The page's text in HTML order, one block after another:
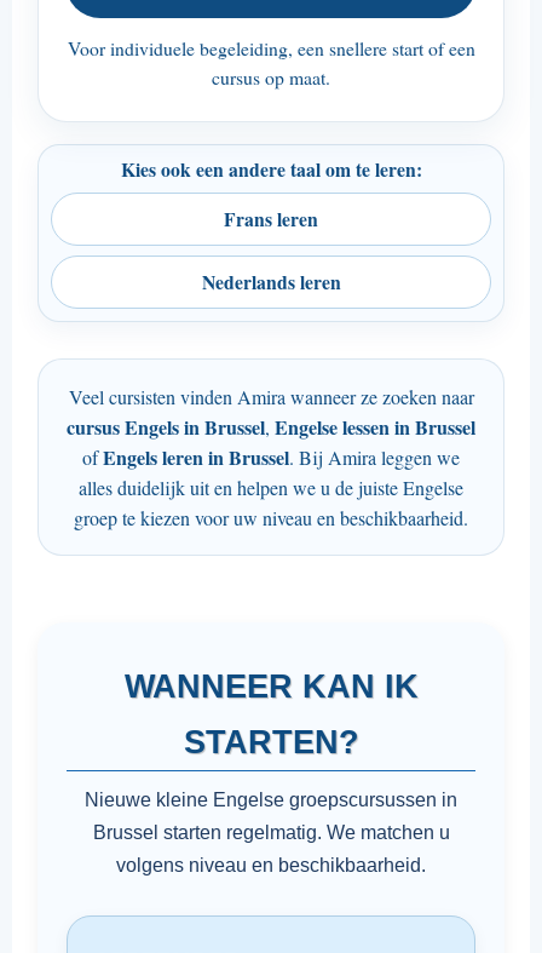
Voor individuele begeleiding, een snellere start of een
cursus op maat.
Kies ook een andere taal om te leren:
Frans leren
Nederlands leren
Veel cursisten vinden Amira wanneer ze zoeken naar
cursus Engels in Brussel, Engelse lessen in Brussel
ofEngels leren in Brussel. Bij Amira leggen we
alles duidelijk uit en helpen we u de juiste Engelse
groep te kiezen voor uw niveau en beschikbaarheid.
WANNEER KAN IK
STARTEN?
Nieuwe kleine Engelse groepscursussen in
Brussel starten regelmatig. We matchen u
volgens niveau en beschikbaarheid.